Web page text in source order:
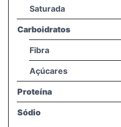
Saturada
Carboidratos
Fibra
Açúcares
Proteína
Sódio